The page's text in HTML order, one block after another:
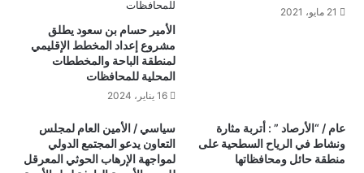
21 مايو، 2021
الأمير حسام بن سعود يطلق
مشروع إعداد المخطط الإقليمي
لمنطقة الباحة والمخططات
المحلية للمحافظات
16 يناير، 2024
عام / “الأرصاد ” : أتربة مثارة
ونشاط في الرياح السطحية على
منطقة حائل ومحافظاتها
سياسي / الأمين العام لمجلس
التعاون يدعو المجتمع الدولي
لمواجهة الإرهاب الحوثي المعرقل